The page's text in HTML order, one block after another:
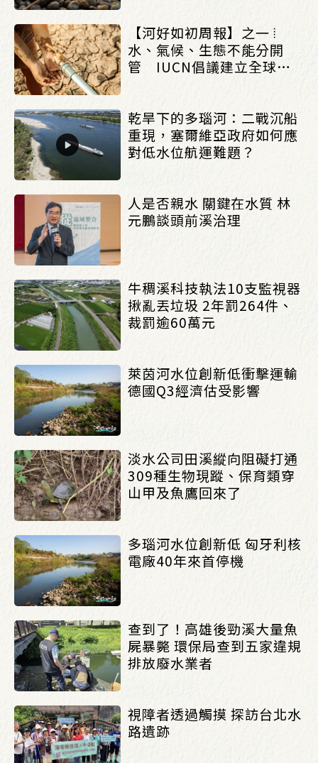
【河好如初周報】之一 ⦙
水、氣候、生態不能分開
管 IUCN倡議建立全球水
乾旱下的多瑙河：二戰沉船
重現，塞爾維亞政府如何應
對低水位航運難題？
人是否親水 關鍵在水質 林
元鵬談頭前溪治理
牛稠溪科技執法10支監視器
揪亂丟垃圾 2年罰264件、
裁罰逾60萬元
萊茵河水位創新低衝擊運輸
德國Q3經濟估受影響
淡水公司田溪縱向阻礙打通
309種生物現蹤、保育類穿
山甲及魚鷹回來了
多瑙河水位創新低 匈牙利核
電廠40年來首停機
查到了！高雄後勁溪大量魚
屍暴斃 環保局查到五家違規
排放廢水業者
視障者透過觸摸 探訪台北水
路遺跡